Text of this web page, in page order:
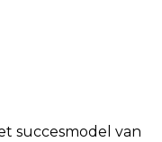
succesmodel van